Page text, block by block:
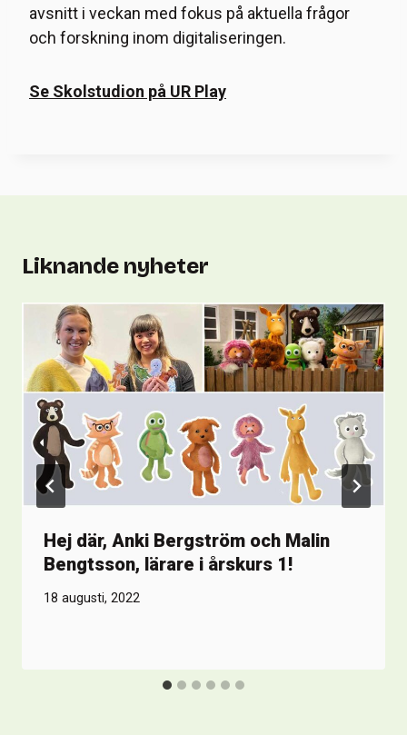
avsnitt i veckan med fokus på aktuella frågor
och forskning inom digitaliseringen.
Se Skolstudion på UR Play
Liknande nyheter
Hej där, Anki Bergström och Malin
Bengtsson, lärare i årskurs 1!
18 augusti, 2022